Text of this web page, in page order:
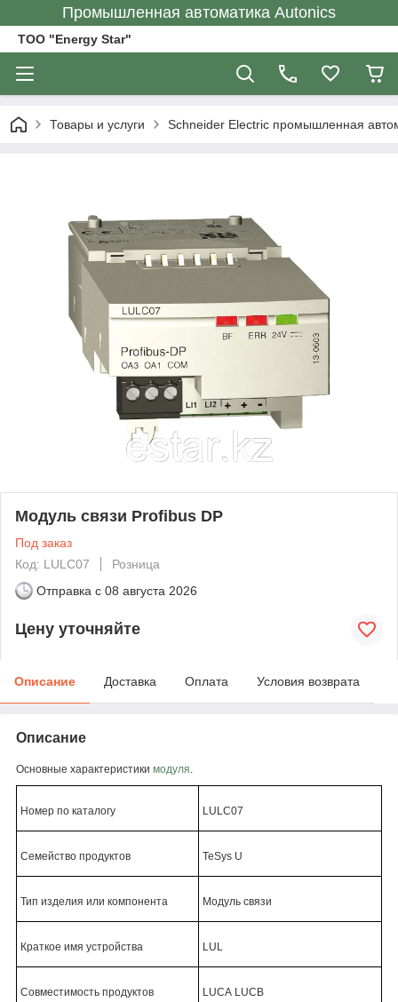
Промышленная автоматика Autonics
ТОО "Energy Star"
Товары и услуги Schneider Electric промышленная
Модуль связи Profibus DP
Под заказ
Код: LULC07
Розница
Отправка с 08 августа 2026
Цену уточняйте
Описание Доставка Оплата Условия возврата
Описание
Основные характеристики модуля
Номер по каталогу LULC07
Семейство продуктов TeSys U
Тип изделия или компонента Модуль связи
Краткое имя устройства LUL
Совместимость продуктов LUCA LUCB